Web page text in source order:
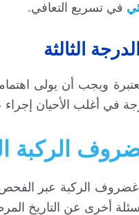
في تسريع التعافي.
الثالثة
في أغلب الأحيان
الركبة
الركبة عبر
أخرى عن التاريخ